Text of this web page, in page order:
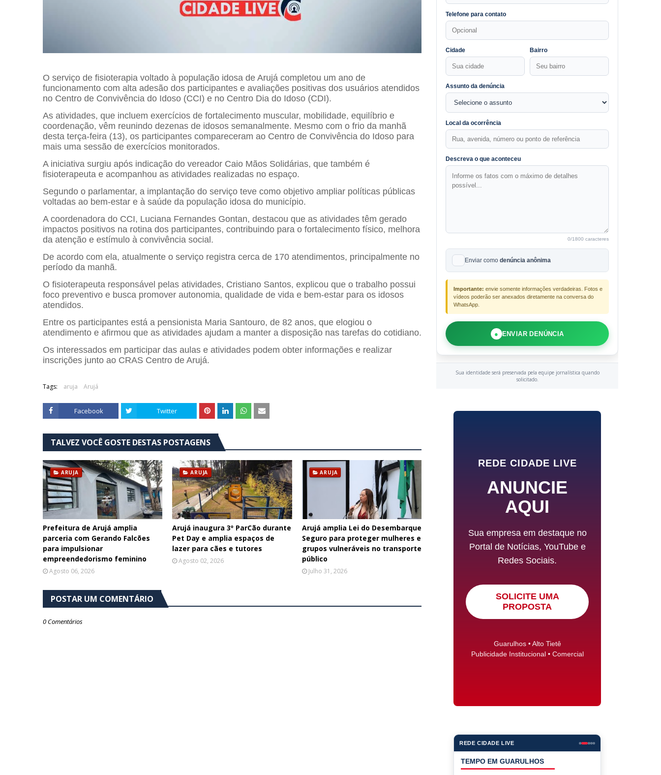
O serviço de fisioterapia voltado à população idosa de Arujá completou um ano de
funcionamento com alta adesão dos participantes e avaliações positivas dos usuários atendidos
no Centro de Convivência do Idoso (CCI) e no Centro Dia do Idoso (CDI).
As atividades, que incluem exercícios de fortalecimento muscular, mobilidade, equilíbrio e
coordenação, vêm reunindo dezenas de idosos semanalmente. Mesmo com o frio da manhã
desta terça-feira (13), os participantes compareceram ao Centro de Convivência do Idoso para
mais uma sessão de exercícios monitorados.
A iniciativa surgiu após indicação do vereador Caio Mãos Solidárias, que também é
fisioterapeuta e acompanhou as atividades realizadas no espaço.
Segundo o parlamentar, a implantação do serviço teve como objetivo ampliar políticas públicas
voltadas ao bem-estar e à saúde da população idosa do município.
A coordenadora do CCI, Luciana Fernandes Gontan, destacou que as atividades têm gerado
impactos positivos na rotina dos participantes, contribuindo para o fortalecimento físico, melhora
da atenção e estímulo à convivência social.
De acordo com ela, atualmente o serviço registra cerca de 170 atendimentos, principalmente no
período da manhã.
O fisioterapeuta responsável pelas atividades, Cristiano Santos, explicou que o trabalho possui
foco preventivo e busca promover autonomia, qualidade de vida e bem-estar para os idosos
atendidos.
Entre os participantes está a pensionista Maria Santouro, de 82 anos, que elogiou o
atendimento e afirmou que as atividades ajudam a manter a disposição nas tarefas do cotidiano.
Os interessados em participar das aulas e atividades podem obter informações e realizar
inscrições junto ao CRAS Centro de Arujá.
Tags: aruja Arujá
Facebook Twitter
TALVEZ VOCÊ GOSTE DESTAS POSTAGENS
ARUJA
Prefeitura de Arujá amplia
parceria com Gerando Falcões
para impulsionar
empreendedorismo feminino
Agosto 06, 2026
ARUJA
Arujá inaugura 3º ParCão durante
Pet Day e amplia espaços de
lazer para cães e tutores
Agosto 02, 2026
ARUJA
Arujá amplia Lei do Desembarque
Seguro para proteger mulheres e
grupos vulneráveis no transporte
público
Julho 31, 2026
POSTAR UM COMENTÁRIO
0 Comentários
Telefone para contato
Cidade Bairro
Assunto da denúncia
Local da ocorrência
Descreva o que aconteceu
0/1800 caracteres
Enviar como denúncia anônima
Importante: envie somente informações verdadeiras. Fotos e
vídeos poderão ser anexados diretamente na conversa do
WhatsApp.
● ENVIAR DENÚNCIA
Sua identidade será preservada pela equipe jornalística quando
solicitado.
REDE CIDADE LIVE
ANUNCIE
AQUI
Sua empresa em destaque no
Portal de Notícias, YouTube e
Redes Sociais.
SOLICITE UMA
PROPOSTA
Guarulhos • Alto Tietê
Publicidade Institucional • Comercial
REDE CIDADE LIVE
COTAÇÕES